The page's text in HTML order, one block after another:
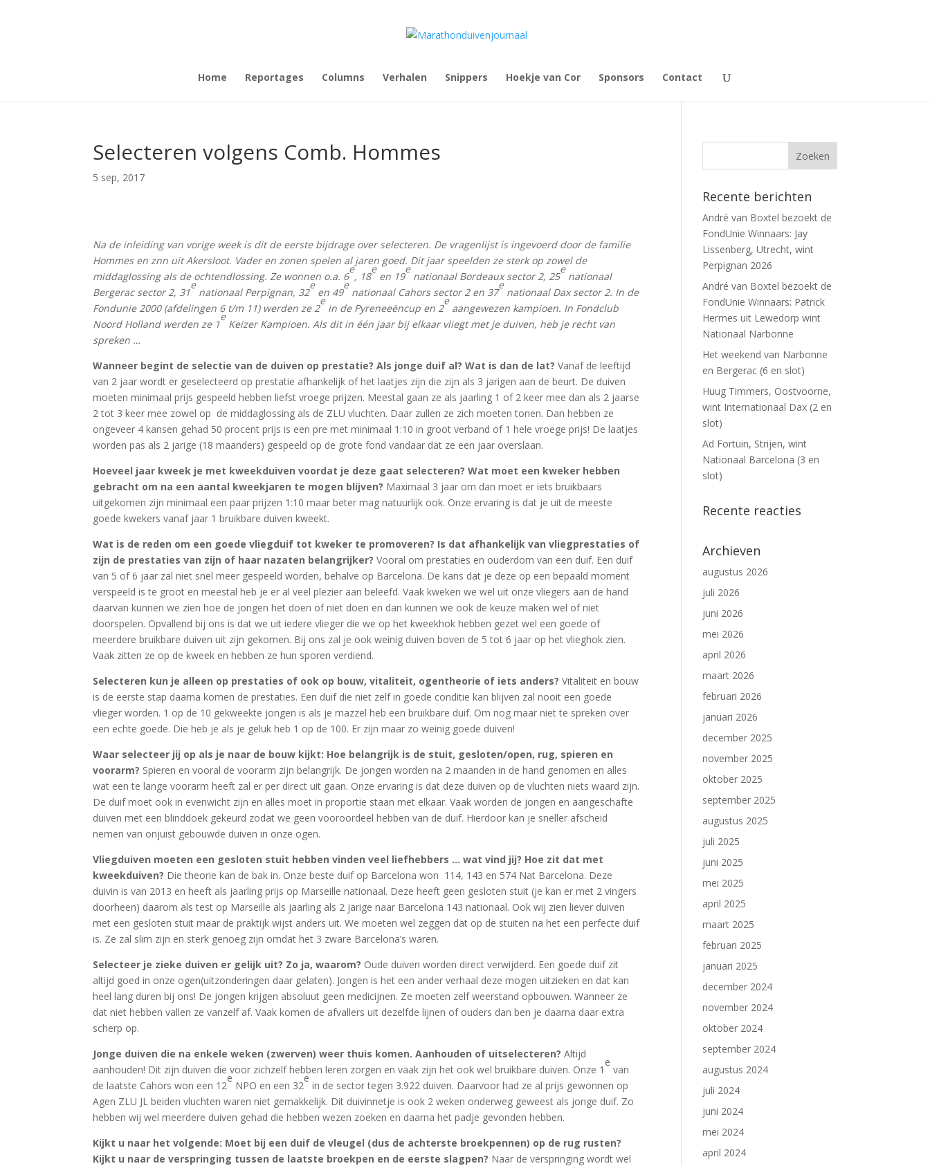
Home Reportages Columns Verhalen Snippers Hoekje van Cor Sponsors Contact
Selecteren volgens Comb. Hommes
5 sep, 2017
Na de inleiding van vorige week is dit de eerste bijdrage over selecteren. De vragenlijst is ingevoerd door de familie
Hommes en znn uit Akersloot. Vader en zonen spelen al jaren goed. Dit jaar speelden ze sterk op zowel de
middaglossing als de ochtendlossing. Ze wonnen o.a. 6
e
, 18
e
en 19
e
nationaal Bordeaux sector 2, 25
e
nationaal
Bergerac sector 2, 31
e
nationaal Perpignan, 32
e
en 49
e
nationaal Cahors sector 2 en 37
e
nationaal Dax sector 2. In de
Fondunie 2000 (afdelingen 6 t/m 11) werden ze 2
e
in de Pyreneeëncup en 2
e
aangewezen kampioen. In Fondclub
Noord Holland werden ze 1
e
Keizer Kampioen. Als dit in één jaar bij elkaar vliegt met je duiven, heb je recht van
spreken …
Wanneer begint de selectie van de duiven op prestatie? Als jonge duif al? Wat is dan de lat?Vanaf de leeftijd
van 2 jaar wordt er geselecteerd op prestatie afhankelijk of het laatjes zijn die zijn als 3 jarigen aan de beurt. De duiven
moeten minimaal prijs gespeeld hebben liefst vroege prijzen. Meestal gaan ze als jaarling 1 of 2 keer mee dan als 2 jaarse
2 tot 3 keer mee zowel op de middaglossing als de ZLU vluchten. Daar zullen ze zich moeten tonen. Dan hebben ze
ongeveer 4 kansen gehad 50 procent prijs is een pre met minimaal 1:10 in groot verband of 1 hele vroege prijs! De laatjes
worden pas als 2 jarige (18 maanders) gespeeld op de grote fond vandaar dat ze een jaar overslaan.
Hoeveel jaar kweek je met kweekduiven voordat je deze gaat selecteren? Wat moet een kweker hebben
gebracht om na een aantal kweekjaren te mogen blijven? Maximaal 3 jaar om dan moet er iets bruikbaars
uitgekomen zijn minimaal een paar prijzen 1:10 maar beter mag natuurlijk ook. Onze ervaring is dat je uit de meeste
goede kwekers vanaf jaar 1 bruikbare duiven kweekt.
Wat is de reden om een goede vliegduif tot kweker te promoveren? Is dat afhankelijk van vliegprestaties of
zijn de prestaties van zijn of haar nazaten belangrijker?Vooral om prestaties en ouderdom van een duif. Een duif
van 5 of 6 jaar zal niet snel meer gespeeld worden, behalve op Barcelona. De kans dat je deze op een bepaald moment
verspeeld is te groot en meestal heb je er al veel plezier aan beleefd. Vaak kweken we wel uit onze vliegers aan de hand
daarvan kunnen we zien hoe de jongen het doen of niet doen en dan kunnen we ook de keuze maken wel of niet
doorspelen. Opvallend bij ons is dat we uit iedere vlieger die we op het kweekhok hebben gezet wel een goede of
meerdere bruikbare duiven uit zijn gekomen. Bij ons zal je ook weinig duiven boven de 5 tot 6 jaar op het vlieghok zien.
Vaak zitten ze op de kweek en hebben ze hun sporen verdiend.
Selecteren kun je alleen op prestaties of ook op bouw, vitaliteit, ogentheorie of iets anders?Vitaliteit en bouw
is de eerste stap daarna komen de prestaties. Een duif die niet zelf in goede conditie kan blijven zal nooit een goede
vlieger worden. 1 op de 10 gekweekte jongen is als je mazzel heb een bruikbare duif. Om nog maar niet te spreken over
een echte goede. Die heb je als je geluk heb 1 op de 100. Er zijn maar zo weinig goede duiven!
Waar selecteer jij op als je naar de bouw kijkt: Hoe belangrijk is de stuit, gesloten/open, rug, spieren en
voorarm? Spieren en vooral de voorarm zijn belangrijk. De jongen worden na 2 maanden in de hand genomen en alles
wat een te lange voorarm heeft zal er per direct uit gaan. Onze ervaring is dat deze duiven op de vluchten niets waard zijn.
De duif moet ook in evenwicht zijn en alles moet in proportie staan met elkaar. Vaak worden de jongen en aangeschafte
duiven met een blinddoek gekeurd zodat we geen vooroordeel hebben van de duif. Hierdoor kan je sneller afscheid
nemen van onjuist gebouwde duiven in onze ogen.
Vliegduiven moeten een gesloten stuit hebben vinden veel liefhebbers … wat vind jij? Hoe zit dat met
kweekduiven? Die theorie kan de bak in. Onze beste duif op Barcelona won 114, 143 en 574 Nat Barcelona. Deze
duivin is van 2013 en heeft als jaarling prijs op Marseille nationaal. Deze heeft geen gesloten stuit (je kan er met 2 vingers
doorheen) daarom als test op Marseille als jaarling als 2 jarige naar Barcelona 143 nationaal. Ook wij zien liever duiven
met een gesloten stuit maar de praktijk wijst anders uit. We moeten wel zeggen dat op de stuiten na het een perfecte duif
is. Ze zal slim zijn en sterk genoeg zijn omdat het 3 zware Barcelona’s waren.
Selecteer je zieke duiven er gelijk uit? Zo ja, waarom? Oude duiven worden direct verwijderd. Een goede duif zit
altijd goed in onze ogen(uitzonderingen daar gelaten). Jongen is het een ander verhaal deze mogen uitzieken en dat kan
heel lang duren bij ons! De jongen krijgen absoluut geen medicijnen. Ze moeten zelf weerstand opbouwen. Wanneer ze
dat niet hebben vallen ze vanzelf af. Vaak komen de afvallers uit dezelfde lijnen of ouders dan ben je daarna daar extra
scherp op.
Jonge duiven die na enkele weken (zwerven) weer thuis komen. Aanhouden of uitselecteren?Altijd
aanhouden! Dit zijn duiven die voor zichzelf hebben leren zorgen en vaak zijn het ook wel bruikbare duiven. Onze 1
e
van
de laatste Cahors won een 12
e
NPO en een 32
e
in de sector tegen 3.922 duiven. Daarvoor had ze al prijs gewonnen op
Agen ZLU JL beiden vluchten waren niet gemakkelijk. Dit duivinnetje is ook 2 weken onderweg geweest als jonge duif. Zo
hebben wij wel meerdere duiven gehad die hebben wezen zoeken en daarna het padje gevonden hebben.
Kijkt u naar het volgende: Moet bij een duif de vleugel (dus de achterste broekpennen) op de rug rusten?
Kijkt u naar de verspringing tussen de laatste broekpen en de eerste slagpen? Naar de verspringing wordt wel
Recente berichten
André van Boxtel bezoekt de
FondUnie Winnaars: Jay
Lissenberg, Utrecht, wint
Perpignan 2026
André van Boxtel bezoekt de
FondUnie Winnaars: Patrick
Hermes uit Lewedorp wint
Nationaal Narbonne
Het weekend van Narbonne
en Bergerac (6 en slot)
Huug Timmers, Oostvoorne,
wint Internationaal Dax (2 en
slot)
Ad Fortuin, Strijen, wint
Nationaal Barcelona (3 en
slot)
Recente reacties
Archieven
augustus 2026
juli 2026
juni 2026
mei 2026
april 2026
maart 2026
februari 2026
januari 2026
december 2025
november 2025
oktober 2025
september 2025
augustus 2025
juli 2025
juni 2025
mei 2025
april 2025
maart 2025
februari 2025
januari 2025
december 2024
november 2024
oktober 2024
september 2024
augustus 2024
juli 2024
juni 2024
mei 2024
april 2024